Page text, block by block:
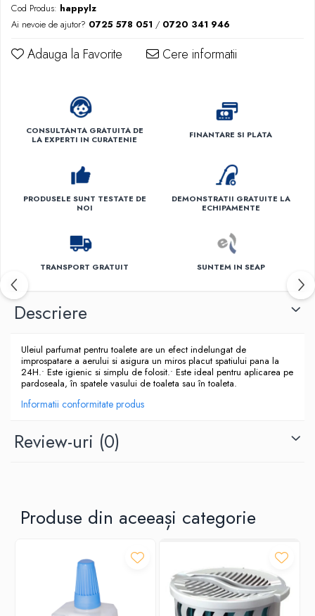
Dozatoare dezinfectanti
Dispensere acoperitoare colac wc
Dispensere hartie igienica
Dispensere prosoape pliate (Z)
Dispensere pungi igiena feminina
Dispensere rola hartie industriala
Dispensere rola prosop hartie
Dispensere servetele masa,
servetele faciale
Uscatoare de maini si par
Uscatoare de maini
Uscatoare de par
Produse ingrijire personala
Crema de corp
Sampon si gel de dus
Sapun lichid
Sapun solid
Sapun spuma
Consumabile hartie
Acoperitori toaleta
Prosoape hartie pliate
Role hartie industriala
Role prosop hartie
Servetele masa & faciale
Cod Produs: happylz
Ai nevoie de ajutor? 0725 578 051 / 0720 341 946
Adauga la Favorite Cere informatii
CONSULTANTA GRATUITA DE
LA EXPERTI IN CURATENIE
FINANTARE SI PLATA
PRODUSELE SUNT TESTATE DE
NOI
DEMONSTRATII GRATUITE LA
ECHIPAMENTE
TRANSPORT GRATUIT SUNTEM IN SEAP
Descriere
Uleiul parfumat pentru toalete are un efect indelungat de
improspatare a aerului si asigura un miros placut spatiului pana la
24H.• Este igienic si simplu de folosit.• Este ideal pentru aplicarea pe
pardoseala, în spatele vasului de toaleta sau în toaleta.
Informatii conformitate produs
Review-uri (0)
Produse din aceeași categorie